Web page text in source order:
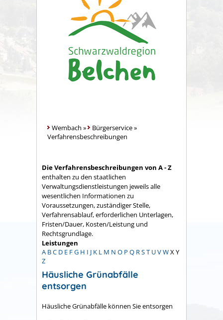
Wembach » Bürgerservice»
Verfahrensbeschreibungen
Die Verfahrensbeschreibungen von A - Z
enthalten zu den staatlichen
Verwaltungsdienstleistungen jeweils alle
wesentlichen Informationen zu
Voraussetzungen, zuständiger Stelle,
Verfahrensablauf, erforderlichen Unterlagen,
Fristen/Dauer, Kosten/Leistung und
Rechtsgrundlage.
Leistungen
A BC D E FG H I J K L M N O P Q RST UVWX Y
Z
Häusliche Grünabfälle
entsorgen
Häusliche Grünabfälle können Sie entsorgen